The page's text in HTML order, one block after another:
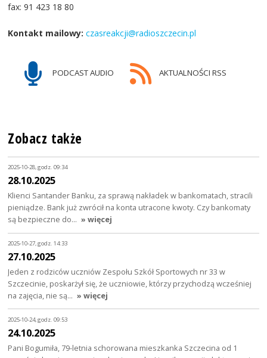
fax: 91 423 18 80
Kontakt mailowy: czasreakcji@radioszczecin.pl
PODCAST AUDIO AKTUALNOŚCI RSS
Zobacz także
2025-10-28, godz. 09:34
28.10.2025
Klienci Santander Banku, za sprawą nakładek w bankomatach, stracili
pieniądze. Bank już zwrócił na konta utracone kwoty. Czy bankomaty
są bezpieczne do… » więcej
2025-10-27, godz. 14:33
27.10.2025
Jeden z rodziców uczniów Zespołu Szkół Sportowych nr 33 w
Szczecinie, poskarżył się, że uczniowie, którzy przychodzą wcześniej
na zajęcia, nie są… » więcej
2025-10-24, godz. 09:53
24.10.2025
Pani Bogumiła, 79-letnia schorowana mieszkanka Szczecina od 1